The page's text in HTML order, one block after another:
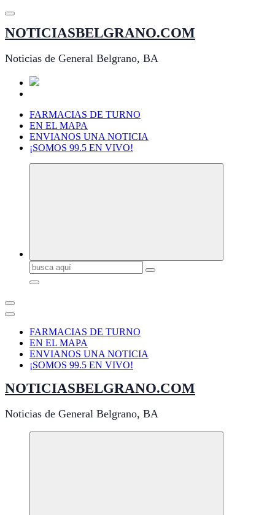
Saltar
contenido
NOTICIASBELGRANO.COM
Noticias de General Belgrano, BA
FARMACIAS DE TURNO
EN EL MAPA
ENVIANOS UNA NOTICIA
¡SOMOS 99.5 EN VIVO!
Buscar:
FARMACIAS DE TURNO
EN EL MAPA
ENVIANOS UNA NOTICIA
¡SOMOS 99.5 EN VIVO!
NOTICIASBELGRANO.COM
Noticias de General Belgrano, BA